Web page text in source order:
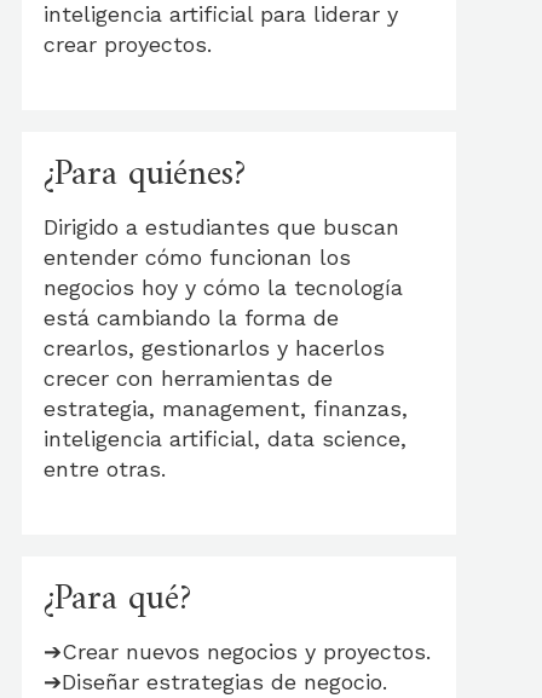
inteligencia artificial para liderar y
crear proyectos.
¿Para quiénes?
Dirigido a estudiantes que buscan
entender cómo funcionan los
negocios hoy y cómo la tecnología
está cambiando la forma de
crearlos, gestionarlos y hacerlos
crecer con herramientas de
estrategia, management, finanzas,
inteligencia artificial, data science,
entre otras.
¿Para qué?
➔Crear nuevos negocios y proyectos.
➔Diseñar estrategias de negocio.